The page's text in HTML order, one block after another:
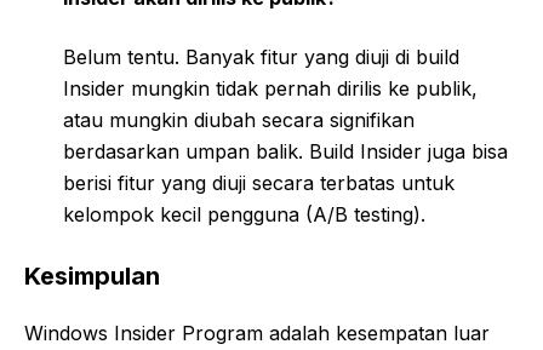
Belum tentu. Banyak fitur yang diuji di build
Insider mungkin tidak pernah dirilis ke publik,
atau mungkin diubah secara signifikan
berdasarkan umpan balik. Build Insider juga bisa
berisi fitur yang diuji secara terbatas untuk
kelompok kecil pengguna (A/B testing).
Kesimpulan
Windows Insider Program adalah kesempatan luar